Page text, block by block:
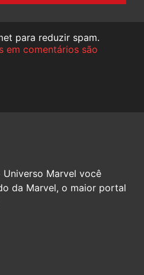
para reduzir spam.
em comentários são
Marvel você
da Marvel, o maior portal